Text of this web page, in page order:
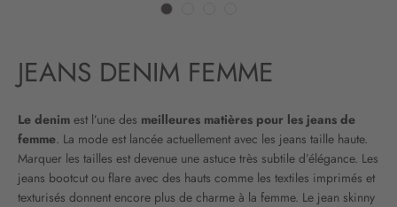
JEANS DENIM FEMME
Le denim est l’une des meilleures matières pour les jeans de
femme. La mode est lancée actuellement avec les jeans taille haute.
Marquer les tailles est devenue une astuce très subtile d’élégance. Les
jeans bootcut ou flare avec des hauts comme les textiles imprimés et
texturisés donnent encore plus de charme à la femme. Le jean skinny